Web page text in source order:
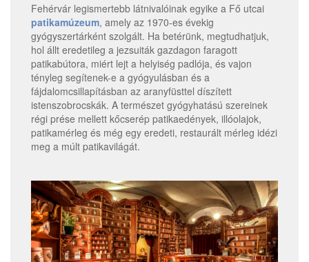
Fehérvár legismertebb látnivalóinak egyike a Fő utcai
patikamúzeum, amely az 1970-es évekig
gyógyszertárként szolgált. Ha betérünk, megtudhatjuk,
hol állt eredetileg a jezsuiták gazdagon faragott
patikabútora, miért lejt a helyiség padlója, és vajon
tényleg segítenek-e a gyógyulásban és a
fájdalomcsillapításban az aranyfüsttel díszített
istenszobrocskák. A természet gyógyhatású szereinek
régi prése mellett kőcserép patikaedények, illóolajok,
patikamérleg és még egy eredeti, restaurált mérleg idézi
meg a múlt patikavilágát.